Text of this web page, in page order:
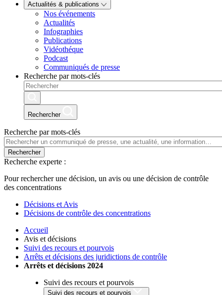
Actualités & publications
Nos événements
Actualités
Infographies
Publications
Vidéothéque
Podcast
Communiqués de presse
Recherche par mots-clés
Rechercher
Recherche par mots-clés
Rechercher
Recherche experte :
Pour rechercher une décision, un avis ou une décision de contrôle
des concentrations
Décisions et Avis
Décisions de contrôle des concentrations
Accueil
Avis et décisions
Suivi des recours et pourvois
Arrêts et décisions des juridictions de contrôle
Arrêts et décisions 2024
Suivi des recours et pourvois
Suivi des recours et pourvois